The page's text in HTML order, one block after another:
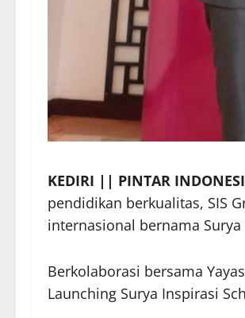
KEDIRI || PINTAR
pendidikan berkualitas, SIS
internasional bernama
Berkolaborasi bersama
Launching Surya Inspirasi